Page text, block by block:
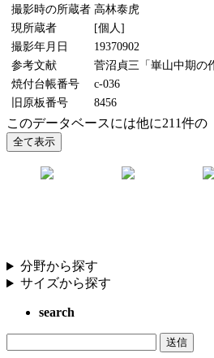
撮影時の所蔵者 高林泰虎
現所蔵者
[個人]
撮影年月日
19370902
参考文献
菅沼貞三「崋山中期の
焼付台帳番号
c-036
旧原板番号
8456
このデータベースには他に211件の
分野から探す
サイズから探す
search